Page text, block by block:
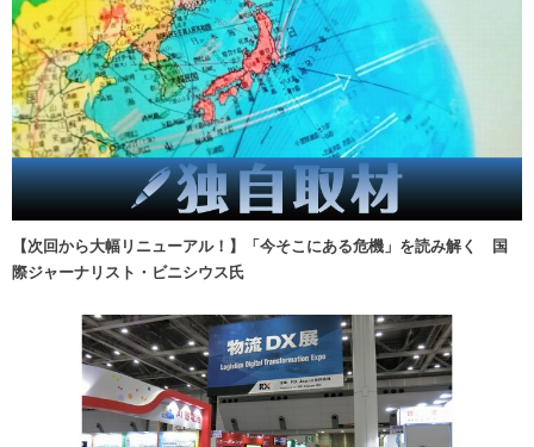
【次回から大幅リニューアル！】「今そこにある危機」を読み解く 国
際ジャーナリスト・ビニシウス氏